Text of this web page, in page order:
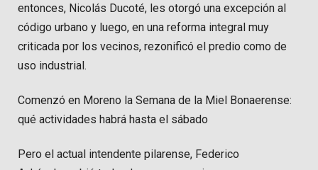
entonces, Nicolás Ducoté, les otorgó una excepción al
código urbano y luego, en una reforma integral muy
criticada por los vecinos, rezonificó el predio como de
uso industrial.
Comenzó en Moreno la Semana de la Miel Bonaerense:
qué actividades habrá hasta el sábado
Pero el actual intendente pilarense, Federico